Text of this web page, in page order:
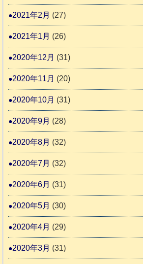
2021年2月 (27)
2021年1月 (26)
2020年12月 (31)
2020年11月 (20)
2020年10月 (31)
2020年9月 (28)
2020年8月 (32)
2020年7月 (32)
2020年6月 (31)
2020年5月 (30)
2020年4月 (29)
2020年3月 (31)